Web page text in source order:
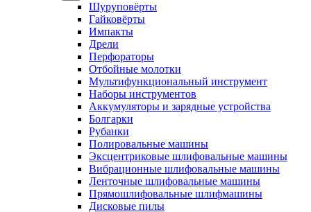
Шуруповёрты
Гайковёрты
Импакты
Дрели
Перфораторы
Отбойные молотки
Мультифункциональный инструмент
Наборы инструментов
Аккумуляторы и зарядные устройства
Болгарки
Рубанки
Полировальные машины
Эксцентриковые шлифовальные машины
Вибрационные шлифовальные машины
Ленточные шлифовальные машины
Прямошлифовальные шлифмашины
Дисковые пилы